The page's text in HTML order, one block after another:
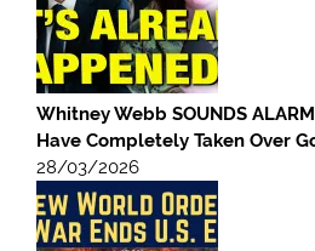
Whitney Webb SOUNDS
Have Completely Taken Over
28/03/2026